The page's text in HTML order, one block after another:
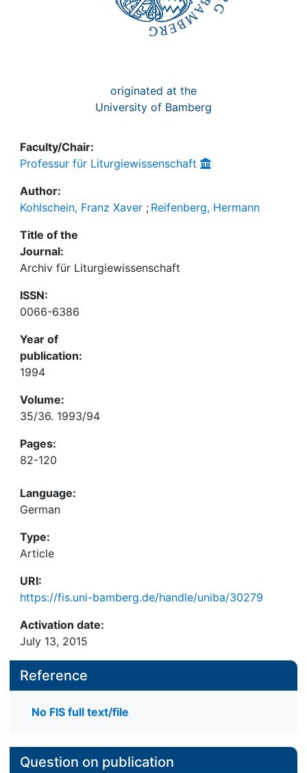
originated at the
University of Bamberg
Faculty/Chair:
Professur für Liturgiewissenschaft
Author:
Kohlschein, Franz Xaver ; Reifenberg, Hermann
Title of the
Journal:
Archiv für Liturgiewissenschaft
ISSN:
0066-6386
Year of
publication:
1994
Volume:
35/36. 1993/94
Pages:
82-120
Language:
German
Type:
Article
URI:
https://fis.uni-bamberg.de/handle/uniba/30279
Activation date:
July 13, 2015
Reference
No FIS full text/file
Question on publication